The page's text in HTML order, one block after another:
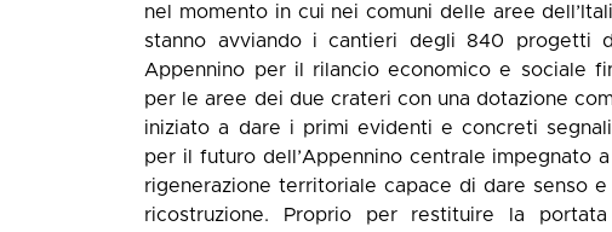
nel momento in cui nei comuni delle aree
stanno avviando i cantieri degli 840 progetti
Appennino per il rilancio economico e sociale
per le aree dei due crateri con una dotazione
iniziato a dare i primi evidenti e concreti
per il futuro dell’Appennino centrale impegnato
rigenerazione territoriale capace di dare senso
ricostruzione. Proprio per restituire la